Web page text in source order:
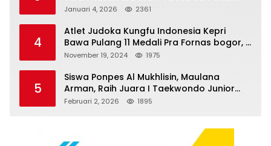
Serdang Bedagai
Januari 4, 2026 2361
4
Atlet Judoka Kungfu Indonesia Kepri
Bawa Pulang 11 Medali Pra Fornas bogor, 3
Emas dan 8 Perunggu.
November 19, 2024 1975
5
Siswa Ponpes Al Mukhlisin, Maulana
Arman, Raih Juara I Taekwondo Junior
Putra di Riau National Championship 2026
Februari 2, 2026 1895